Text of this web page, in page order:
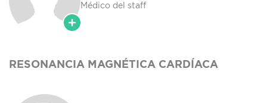
Médico del staff
RESONANCIA MAGNÉTICA CARDÍACA